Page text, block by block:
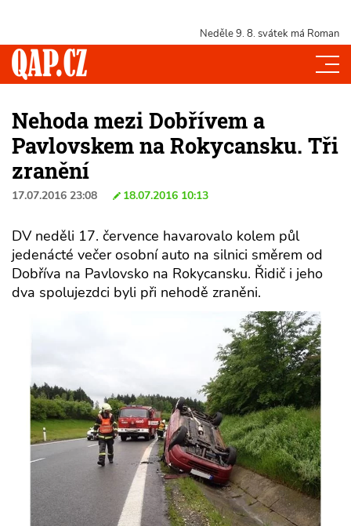
Neděle 9. 8. svátek má Roman
Nehoda mezi Dobřívem a
Pavlovskem na Rokycansku. Tři
zranění
17.07.2016 23:08 18.07.2016 10:13
DV neděli 17. července havarovalo kolem půl
jedenácté večer osobní auto na silnici směrem od
Dobříva na Pavlovsko na Rokycansku. Řidič i jeho
dva spolujezdci byli při nehodě zraněni.